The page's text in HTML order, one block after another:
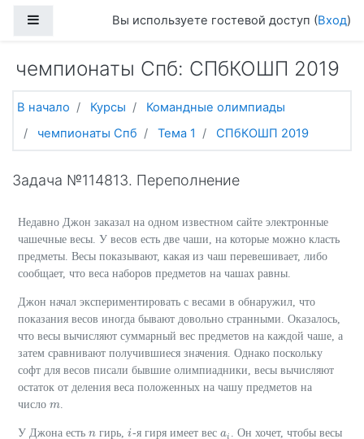
Боковая панельВы используете гостевой доступ (Вход)
чемпионаты Спб: СПбКОШП 2019
В начало Курсы
Командные олимпиады
чемпионаты Спб
Тема 1 СПбКОШП 2019
Задача №114813. Переполнение
Недавно Джон заказал на одном известном сайте электронные
чашечные весы. У весов есть две чаши, на которые можно класть
предметы. Весы показывают, какая из чаш перевешивает, либо
сообщает, что веса наборов предметов на чашах равны.
Джон начал экспериментировать с весами в обнаружил, что
показания весов иногда бывают довольно странными. Оказалось,
что весы вычисляют суммарный вес предметов на каждой чаше, а
затем сравнивают получившиеся значения. Однако поскольку
софт для весов писали бывшие олимпиадники, весы вычисляют
остаток от деления веса положенных на чашу предметов на
число m
m .
У Джона есть n
n гирь,i
i-я гиря имеет весai
ai . Он хочет, чтобы весы